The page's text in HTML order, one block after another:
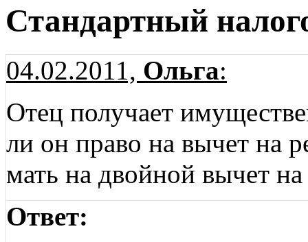
Стандартный
04.02.2011, Ольга:
Отец получает
ли он право на вычет на
мать на двойной вычет
Ответ: